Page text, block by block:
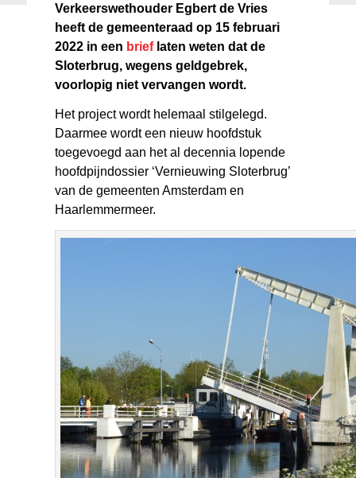
Verkeerswethouder Egbert de Vries
heeft de gemeenteraad op 15 februari
2022 in een brieflaten weten dat de
Sloterbrug, wegens geldgebrek,
voorlopig niet vervangen wordt.
Het project wordt helemaal stilgelegd.
Daarmee wordt een nieuw hoofdstuk
toegevoegd aan het al decennia lopende
hoofdpijndossier ‘Vernieuwing Sloterbrug’
van de gemeenten Amsterdam en
Haarlemmermeer.